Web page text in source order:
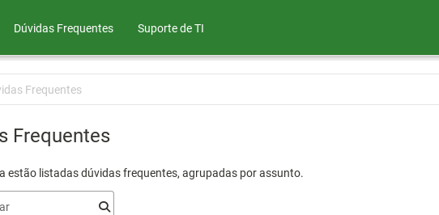
Dúvidas Frequentes Suporte de TI
Frequentes
Frequentes
estão listadas dúvidas frequentes, agrupadas por assunto.